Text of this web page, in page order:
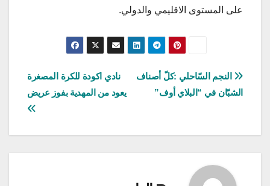
على المستوى الاقليمي والدولي.
تصفّح
المقالات
نادي اكودة للكرة المصغرة
يعود من المهدية بفوز عريض
النجم السّاحلي :كلّ أصناف
الشبّان في “البلاي أوف”